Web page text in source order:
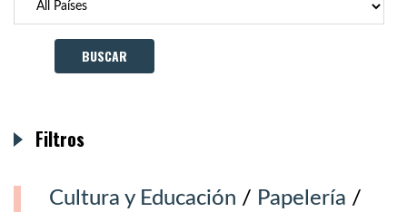
Cultura y Educación / Papelería /
Filtros